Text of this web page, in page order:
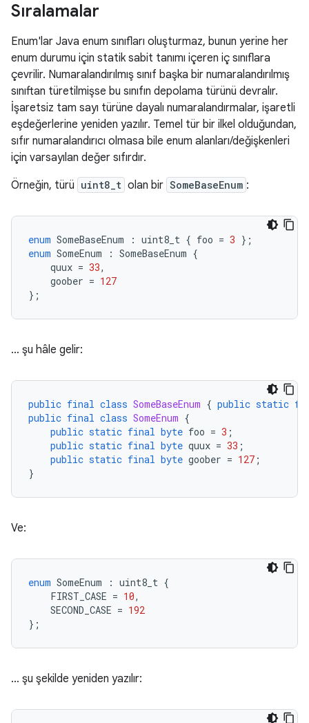
Sıralamalar
Enum'lar Java enum sınıfları oluşturmaz, bunun yerine her
enum durumu için statik sabit tanımı içeren iç sınıflara
çevrilir. Numaralandırılmış sınıf başka bir numaralandırılmış
sınıftan türetilmişse bu sınıfın depolama türünü devralır.
İşaretsiz tam sayı türüne dayalı numaralandırmalar, işaretli
eşdeğerlerine yeniden yazılır. Temel tür bir ilkel olduğundan,
sıfır numaralandırıcı olmasa bile enum alanları/değişkenleri
için varsayılan değer sıfırdır.
Örneğin, türü uint8_t olan bir SomeBaseEnum :
enum SomeBaseEnum : uint8_t { foo = 3 };
enum SomeEnum : SomeBaseEnum {
quux = 33,
goober = 127
};
… şu hâle gelir:
public final class SomeBaseEnum { public static
public final class SomeEnum {
public static final byte foo = 3 ;
public static final byte quux = 33 ;
public static final byte goober = 127 ;
}
Ve:
enum SomeEnum : uint8_t {
FIRST_CASE = 10,
SECOND_CASE = 192
};
… şu şekilde yeniden yazılır: